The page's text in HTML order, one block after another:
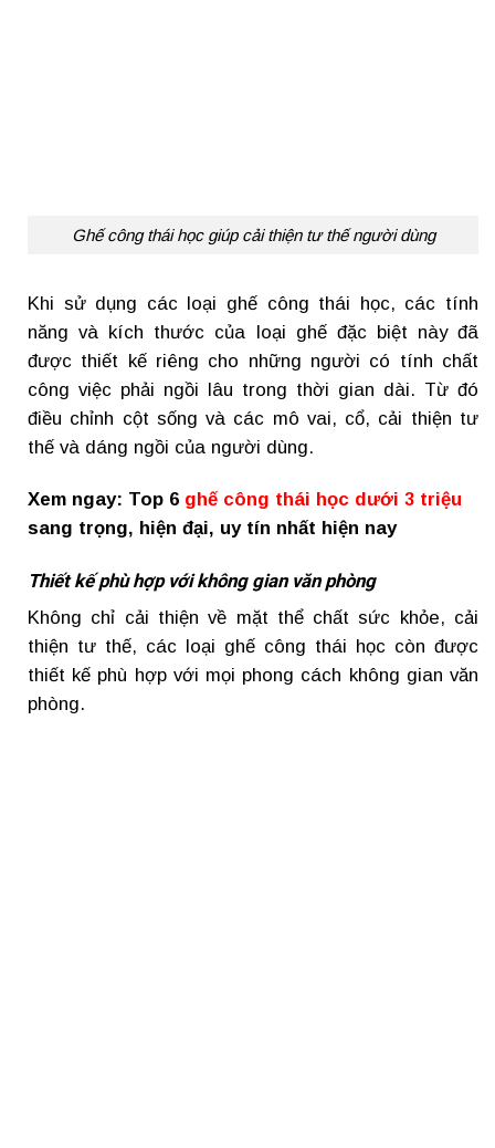
Ghế công thái học giúp cải thiện tư thế người dùng
Khi sử dụng các loại ghế công thái học, các tính
năng và kích thước của loại ghế đặc biệt này đã
được thiết kế riêng cho những người có tính chất
công việc phải ngồi lâu trong thời gian dài. Từ đó
điều chỉnh cột sống và các mô vai, cổ, cải thiện tư
thế và dáng ngồi của người dùng.
Xem ngay: Top 6 ghế công thái học dưới 3 triệu
sang trọng, hiện đại, uy tín nhất hiện nay
Thiết kế phù hợp với không gian văn phòng
Không chỉ cải thiện về mặt thể chất sức khỏe, cải
thiện tư thế, các loại ghế công thái học còn được
thiết kế phù hợp với mọi phong cách không gian văn
phòng.